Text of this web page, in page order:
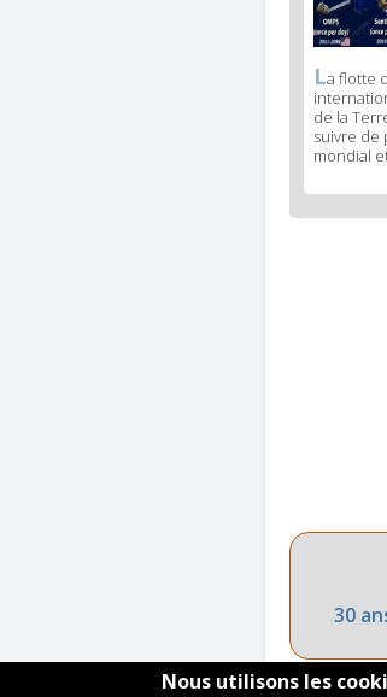
News
image
3
La flotte
de la
suivre de
mondial
30
Nous utilisons les